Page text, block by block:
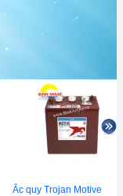
Ắc quy Trojan Motive T-